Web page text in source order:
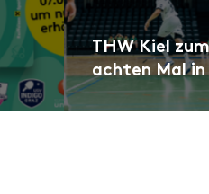
THW Kiel zum
achten Mal in